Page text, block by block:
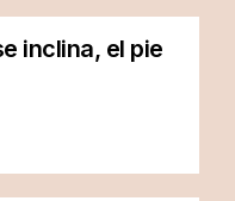
inclina, el pie